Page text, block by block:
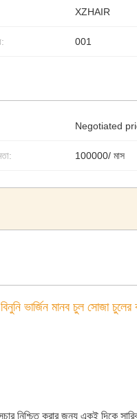
XZHAIR
001
Negotiated
100000/ মাস
ভার্জিন মানব চুল সোজা চুলের
নিশ্চিত করার জন্য একই দিকে